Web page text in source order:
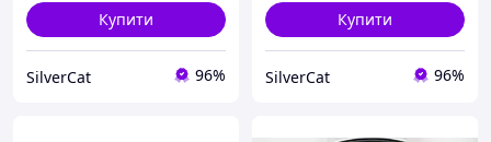
Купити
SilverCat 96%
Купити
SilverCat 96%